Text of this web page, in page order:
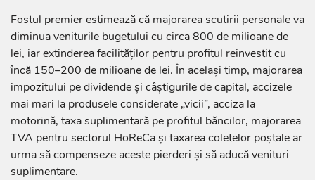
Fostul premier estimează că majorarea scutirii personale va
diminua veniturile bugetului cu circa 800 de milioane de
lei, iar extinderea facilităților pentru profitul reinvestit cu
încă 150–200 de milioane de lei. În același timp, majorarea
impozitului pe dividende și câștigurile de capital, accizele
mai mari la produsele considerate „vicii”, acciza la
motorină, taxa suplimentară pe profitul băncilor, majorarea
TVA pentru sectorul HoReCa și taxarea coletelor poștale ar
urma să compenseze aceste pierderi și să aducă venituri
suplimentare.